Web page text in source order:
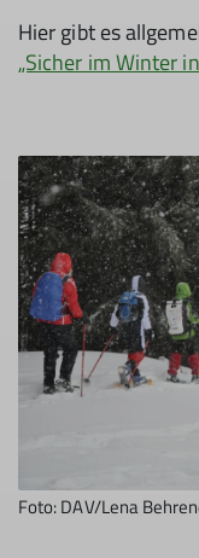
Hier gibt es
„Sicher im Winter
Foto: DAV/Lena